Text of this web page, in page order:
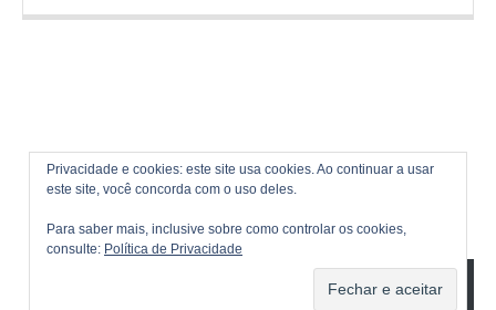
Privacidade e cookies: este site usa cookies. Ao continuar a usar
este site, você concorda com o uso deles.
Para saber mais, inclusive sobre como controlar os cookies,
consulte: Política de Privacidade
ASSINAR